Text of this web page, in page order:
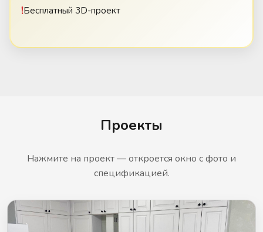
!Бесплатный 3D-проект
Проекты
Нажмите на проект — откроется окно с фото и
спецификацией.